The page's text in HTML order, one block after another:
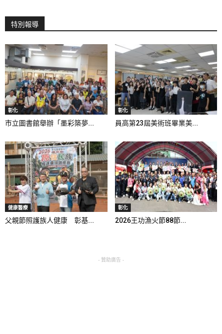
特別報導
彰化
市立圖書館舉辦「墨彩築夢...
彰化
員高第23屆美術班畢業美...
健康醫療
父親節照護族人健康 彰基...
彰化
2026王功漁火節88節...
- 贊助廣告 -